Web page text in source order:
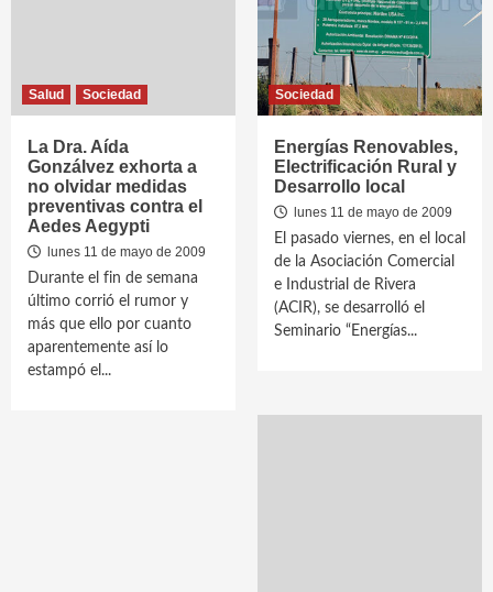
Salud Sociedad
La Dra. Aída
Gonzálvez exhorta a
no olvidar medidas
preventivas contra el
Aedes Aegypti
lunes 11 de mayo de 2009
Durante el fin de semana
último corrió el rumor y
más que ello por cuanto
aparentemente así lo
estampó el...
Sociedad
Energías Renovables,
Electrificación Rural y
Desarrollo local
lunes 11 de mayo de 2009
El pasado viernes, en el local
de la Asociación Comercial
e Industrial de Rivera
(ACIR), se desarrolló el
Seminario “Energías...